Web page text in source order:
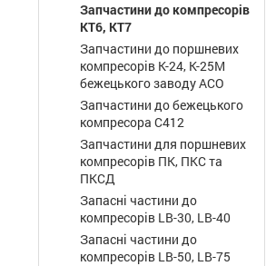
Запчастини до компресорів
КТ6, КТ7
Запчастини до поршневих
компресорів К-24, К-25М
бежецького заводу АСО
Запчастини до бежецького
компресора С412
Запчастини для поршневих
компресорів ПК, ПКС та
ПКСД
Запасні частини до
компресорів LB-30, LB-40
Запасні частини до
компресорів LB-50, LB-75